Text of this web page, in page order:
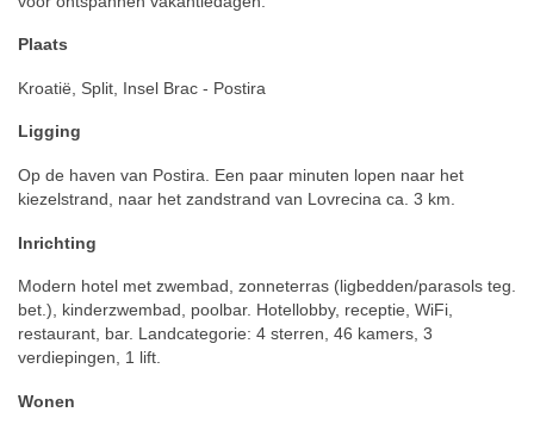
Plaats
Kroatië, Split, Insel Brac - Postira
Ligging
Op de haven van Postira. Een paar minuten lopen naar het
kiezelstrand, naar het zandstrand van Lovrecina ca. 3 km.
Inrichting
Modern hotel met zwembad, zonneterras (ligbedden/parasols teg.
bet.), kinderzwembad, poolbar. Hotellobby, receptie, WiFi,
restaurant, bar. Landcategorie: 4 sterren, 46 kamers, 3
verdiepingen, 1 lift.
Wonen